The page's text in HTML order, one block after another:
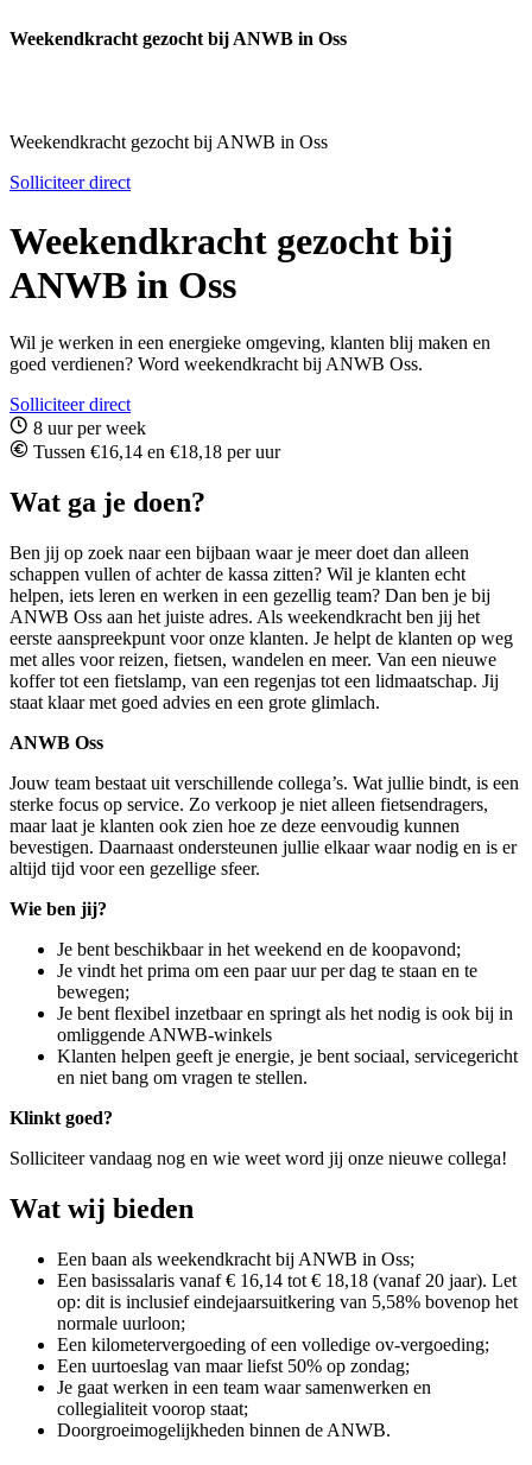
Weekendkracht gezocht bij ANWB in Oss
Weekendkracht gezocht bij ANWB in Oss
Solliciteer direct
Weekendkracht gezocht bij
ANWB in Oss
Wil je werken in een energieke omgeving, klanten blij maken en
goed verdienen? Word weekendkracht bij ANWB Oss.
Solliciteer direct
8 uur per week
Tussen €16,14 en €18,18 per uur
Wat ga je doen?
Ben jij op zoek naar een bijbaan waar je meer doet dan alleen
schappen vullen of achter de kassa zitten? Wil je klanten echt
helpen, iets leren en werken in een gezellig team? Dan ben je bij
ANWB Oss aan het juiste adres. Als weekendkracht ben jij het
eerste aanspreekpunt voor onze klanten. Je helpt de klanten op weg
met alles voor reizen, fietsen, wandelen en meer. Van een nieuwe
koffer tot een fietslamp, van een regenjas tot een lidmaatschap. Jij
staat klaar met goed advies en een grote glimlach.
ANWB Oss
Jouw team bestaat uit verschillende collega’s. Wat jullie bindt, is een
sterke focus op service. Zo verkoop je niet alleen fietsendragers,
maar laat je klanten ook zien hoe ze deze eenvoudig kunnen
bevestigen. Daarnaast ondersteunen jullie elkaar waar nodig en is er
altijd tijd voor een gezellige sfeer.
Wie ben jij?
Je bent beschikbaar in het weekend en de koopavond;
Je vindt het prima om een paar uur per dag te staan en te
bewegen;
Je bent flexibel inzetbaar en springt als het nodig is ook bij in
omliggende ANWB-winkels
Klanten helpen geeft je energie, je bent sociaal, servicegericht
en niet bang om vragen te stellen.
Klinkt goed?
Solliciteer vandaag nog en wie weet word jij onze nieuwe collega!
Wat wij bieden
Een baan als weekendkracht bij ANWB in Oss;
Een basissalaris vanaf € 16,14 tot € 18,18 (vanaf 20 jaar). Let
op: dit is inclusief eindejaarsuitkering van 5,58% bovenop het
normale uurloon;
Een kilometervergoeding of een volledige ov-vergoeding;
Een uurtoeslag van maar liefst 50% op zondag;
Je gaat werken in een team waar samenwerken en
collegialiteit voorop staat;
Doorgroeimogelijkheden binnen de ANWB.